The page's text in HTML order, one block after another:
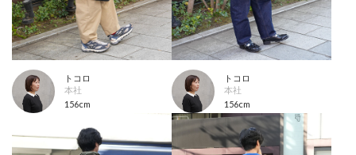
トコロ
本社
156cm
トコロ
本社
156cm